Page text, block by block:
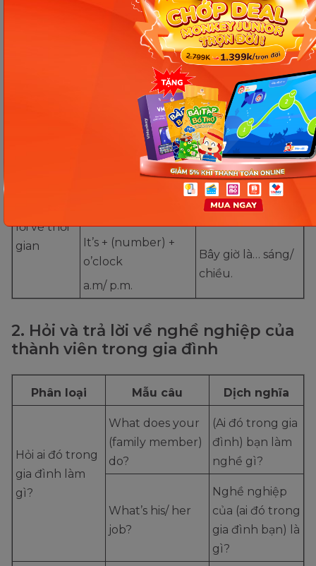
What time do you
go to school?
giờ?
Bạn đi đến
trường lúc mấy
giờ thế?
I + (Verb) + at +
I go to school at
Mình… lúc…
Mình đến trường
lúc 6 giờ 50 phút.
lời về thời
gian
Bây giờ là mấy giờ
nhỉ?
It’s + (number) +
o’clock
a.m/ p.m.
Bây giờ là… sáng/
chiều.
2. Hỏi và trả lời về nghề nghiệp của
thành viên trong gia đình
Phân loại Mẫu câu Dịch nghĩa
Hỏi ai đó trong
gia đình làm
gì?
What does your
(family member)
do?
(Ai đó trong gia
đình) bạn làm
nghề gì?
What’s his/ her
job?
Nghề nghiệp
của (ai đó trong
gia đình bạn) là
gì?